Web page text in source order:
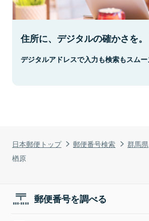
日本郵便トップ 郵便番号検索 群馬県
楢原
住所に、デジタルの確かさを。
デジタルアドレスで入力も検索もスムー
郵便番号を調べる